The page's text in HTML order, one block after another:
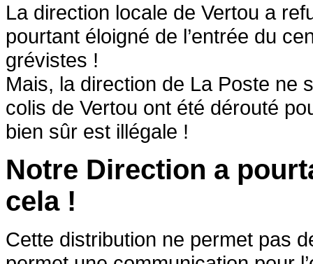
La direction locale de Vertou a
pourtant éloigné de l’entrée du
grévistes !
Mais, la direction de La Poste ne
colis de Vertou ont été dérouté
bien sûr est illégale !
Notre Direction a
cela !
Cette distribution ne permet pas